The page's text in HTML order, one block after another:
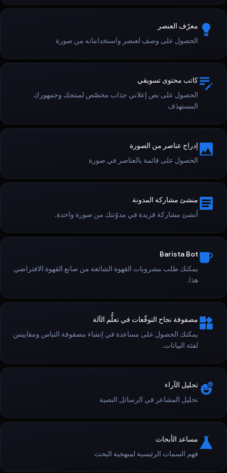
معرّف العنصر
الحصول على وصف لعنصر واستخداماته من صورة
كاتب محتوى تسويقي
الحصول على نص إعلاني جذاب مخصّص لمنتجك وجمهورك
المستهدَف
إدراج عناصر من الصورة
الحصول على قائمة بالعناصر في صورة
منشئ مشاركة المدونة
أنشئ مشاركة فريدة في مدوّنتك من صورة واحدة.
Barista Bot
يمكنك طلب مشروبات القهوة الشائعة من صانع القهوة الافتراضي
هذا.
مصفوفة نجاح التوقّعات في تعلُّم الآلة
يمكنك الحصول على مساعدة في إنشاء مصفوفة التباس ومقاييس
لفئة البيانات.
تحليل الآراء
تحليل المشاعر في الرسائل النصية
مساعد الأبحاث
فهم السمات الرئيسية لمنهجية البحث